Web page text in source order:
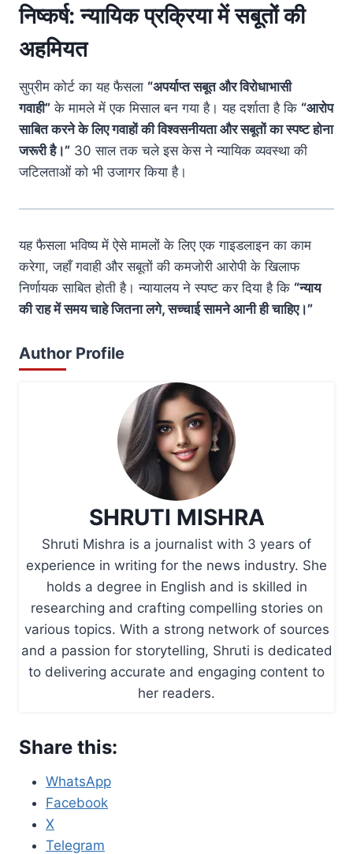
निष्कर्ष: न्यायिक प्रक्रिया में सबूतों की
अहमियत
सुप्रीम कोर्ट का यह फैसला “अपर्याप्त सबूत और विरोधाभासी
गवाही” के मामले में एक मिसाल बन गया है। यह दर्शाता है कि “आरोप
साबित करने के लिए गवाहों की विश्वसनीयता और सबूतों का स्पष्ट होना
जरूरी है।” 30 साल तक चले इस केस ने न्यायिक व्यवस्था की
जटिलताओं को भी उजागर किया है।
यह फैसला भविष्य में ऐसे मामलों के लिए एक गाइडलाइन का काम
करेगा, जहाँ गवाही और सबूतों की कमजोरी आरोपी के खिलाफ
निर्णायक साबित होती है। न्यायालय ने स्पष्ट कर दिया है कि “न्याय
की राह में समय चाहे जितना लगे, सच्चाई सामने आनी ही चाहिए।”
Author Profile
SHRUTI MISHRA
Shruti Mishra is a journalist with 3 years of
experience in writing for the news industry. She
holds a degree in English and is skilled in
researching and crafting compelling stories on
various topics. With a strong network of sources
and a passion for storytelling, Shruti is dedicated
to delivering accurate and engaging content to
her readers.
Share this:
WhatsApp
Facebook
X
Telegram